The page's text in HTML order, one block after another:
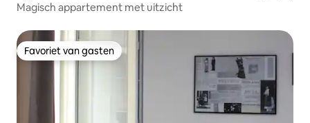
Magisch appartement met uitzicht
Favoriet van gasten
Favoriet van gasten